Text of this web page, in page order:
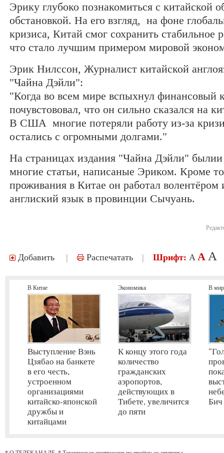
Эрику глубоко познакомиться с китайской
обстановкой. На его взгляд, на фоне
кризиса, Китай смог сохранить стабильное
что стало лучшим примером мировой
Эрик Нилссон, Журналист китайской
"Чайна Дэйли":
"Когда во всем мире вспыхнул финансовый
почувстововал, что он сильно сказался на
В США многие потеряли работу из-за
остались с огромными долгами."
На страницах издания "Чайна Дэйли"
многие статьи, написаные Эриком. Кроме
проживания в Китае он работал волентёром
англиский язык в провинции Сычуань.
Добавить | Распечатать | Шрифт: A A A
В Китае
Выступление Вэнь
Цзябао на банкете
в его честь,
устроенном
организациями
китайско-японской
дружбы и
китайцами
Экономика
К концу этого года
количество
гражданских
аэропортов,
действующих в
Тибете, увеличится
до пяти
В
Бич